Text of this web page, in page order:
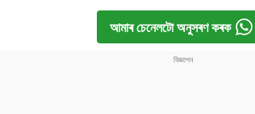
আমাৰ চেনেলটো অনুসৰণ কৰক